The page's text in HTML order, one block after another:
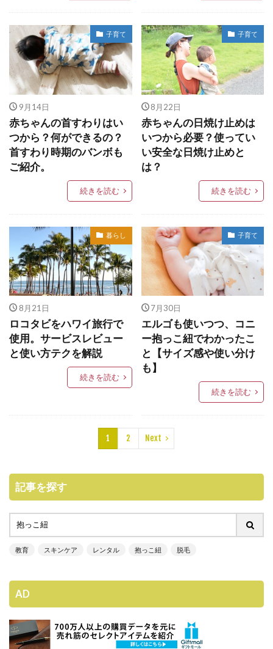
子育て
9月14日
赤ちゃんの首すわりはい
つから？何ができるの？
首すわり時期のバンボも
ご紹介。
続きを読む
子育て
8月22日
赤ちゃんの日焼け止めは
いつから必要？使ってい
い安全な日焼け止めと
は？
続きを読む
暮らし
8月21日
ロコタビをハワイ旅行で
使用。サービスレビュー
と使い方テクを解説
続きを読む
子育て
7月30日
エルゴも使いつつ、コニ
ー抱っこ紐でわかったこ
と【サイズ感や使い分け
も】
続きを読む
1 2 Next
記事を探す
教育 スキンケア レンタル 抱っこ紐 脱毛
AD